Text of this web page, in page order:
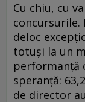
Cu chiu, cu
concursurile.
deloc
totuși la un
performanță
speranță:
de director